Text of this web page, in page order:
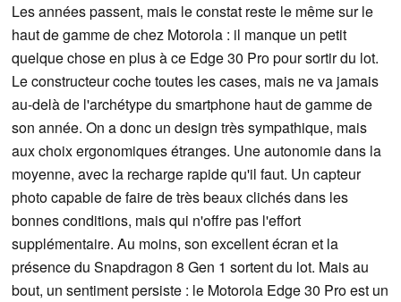
Les années passent, mais le constat reste le même sur le
haut de gamme de chez Motorola : il manque un petit
quelque chose en plus à ce Edge 30 Pro pour sortir du lot.
Le constructeur coche toutes les cases, mais ne va jamais
au-delà de l'archétype du smartphone haut de gamme de
son année. On a donc un design très sympathique, mais
aux choix ergonomiques étranges. Une autonomie dans la
moyenne, avec la recharge rapide qu'il faut. Un capteur
photo capable de faire de très beaux clichés dans les
bonnes conditions, mais qui n'offre pas l'effort
supplémentaire. Au moins, son excellent écran et la
présence du Snapdragon 8 Gen 1 sortent du lot. Mais au
bout, un sentiment persiste : le Motorola Edge 30 Pro est un